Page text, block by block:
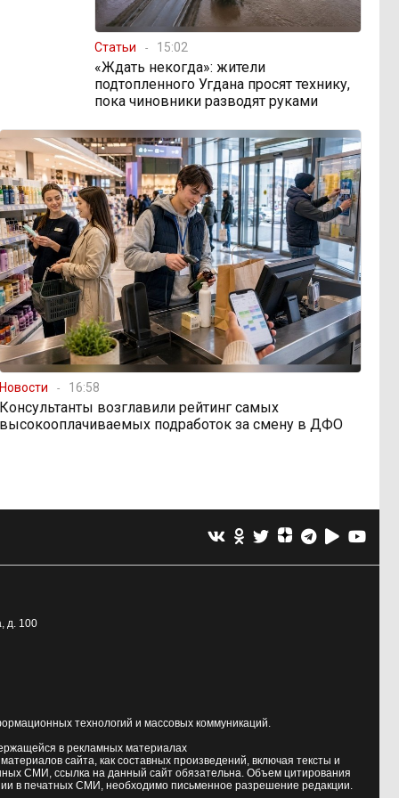
Статьи 15:02
«Ждать некогда»: жители
подтопленного Угдана просят технику,
пока чиновники разводят руками
Новости 16:58
Консультанты возглавили рейтинг самых
высокооплачиваемых подработок за смену в ДФО
д. 100
технологий и массовых коммуникаций.
в рекламных материалах
сайта, как составных произведений, включая тексты и
СМИ, ссылка на данный сайт обязательна. Объем цитирования
в печатных СМИ, необходимо письменное разрешение редакции.